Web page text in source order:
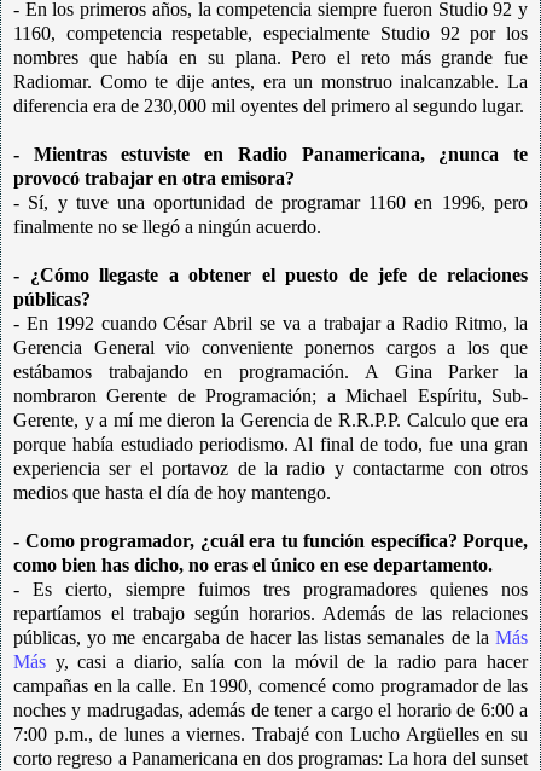
- En los primeros años, la competencia siempre fueron Studio 92 y
1160, competencia respetable, especialmente Studio 92 por los
nombres que había en su plana. Pero el reto más grande fue
Radiomar. Como te dije antes, era un monstruo inalcanzable. La
diferencia era de 230,000 mil oyentes del primero al segundo lugar.
- Mientras estuviste en Radio Panamericana, ¿nunca te
provocó trabajar en otra emisora?
- Sí, y tuve una oportunidad de programar 1160 en 1996, pero
finalmente no se llegó a ningún acuerdo.
- ¿Cómo llegaste a obtener el puesto de jefe de relaciones
públicas?
- En 1992 cuando César Abril se va a trabajar a Radio Ritmo, la
Gerencia General vio conveniente ponernos cargos a los que
estábamos trabajando en programación. A Gina Parker la
nombraron Gerente de Programación; a Michael Espíritu, Sub-
Gerente, y a mí me dieron la Gerencia de R.R.P.P. Calculo que era
porque había estudiado periodismo. Al final de todo, fue una gran
experiencia ser el portavoz de la radio y contactarme con otros
medios que hasta el día de hoy mantengo.
- Como programador, ¿cuál era tu función específica? Porque,
como bien has dicho, no eras el único en ese departamento.
- Es cierto, siempre fuimos tres programadores quienes nos
repartíamos el trabajo según horarios. Además de las relaciones
públicas, yo me encargaba de hacer las listas semanales de la Más
Más y, casi a diario, salía con la móvil de la radio para hacer
campañas en la calle. En 1990, comencé como programador de las
noches y madrugadas, además de tener a cargo el horario de 6:00 a
7:00 p.m., de lunes a viernes. Trabajé con Lucho Argüelles en su
corto regreso a Panamericana en dos programas: La hora del sunset